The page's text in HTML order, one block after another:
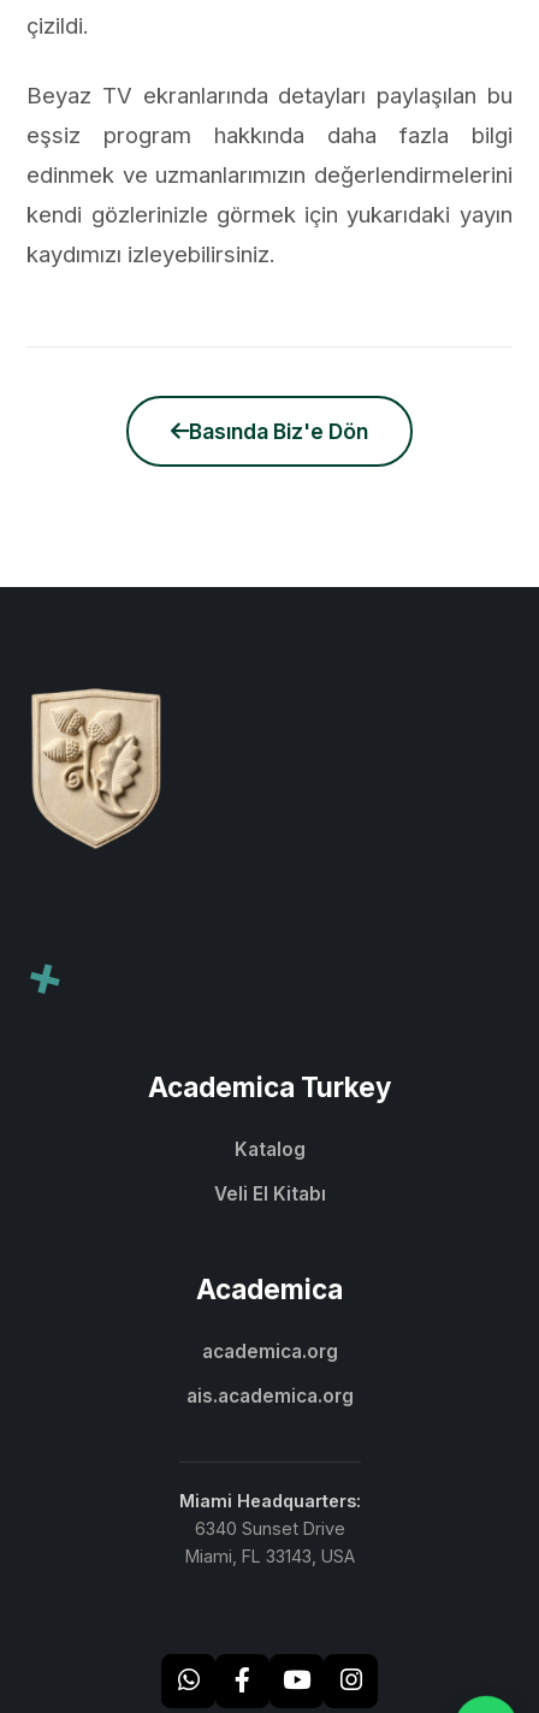
çizildi.
Beyaz TV ekranlarında detayları paylaşılan bu
eşsiz program hakkında daha fazla bilgi
edinmek ve uzmanlarımızın değerlendirmelerini
kendi gözlerinizle görmek için yukarıdaki yayın
kaydımızı izleyebilirsiniz.
Basında Biz'e Dön
+
Academica Turkey
Katalog
Veli El Kitabı
Academica
academica.org
ais.academica.org
Miami Headquarters:
6340 Sunset Drive
Miami, FL 33143, USA